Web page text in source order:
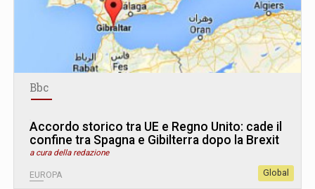
Bbc
Accordo storico tra UE e Regno Unito: cade il
confine tra Spagna e Gibilterra dopo la Brexit
a cura della redazione
EUROPA Global